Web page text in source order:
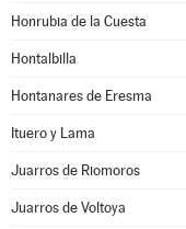
Honrubia de la Cuesta
Hontalbilla
Hontanares de Eresma
Ituero y Lama
Juarros de Riomoros
Juarros de Voltoya